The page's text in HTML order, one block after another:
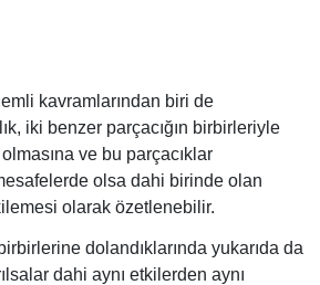
kavramlarından biri de
iki benzer parçacığın birbirleriyle
ve bu parçacıklar
olsa dahi birinde olan
olarak özetlenebilir.
dolandıklarında yukarıda da
dahi aynı etkilerden aynı